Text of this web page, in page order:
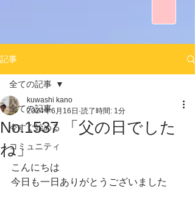
記事
全ての記事
今すぐ始める
コミュニティ
全ての記事
No.1537 「父の日でした
ね」
kuwashi kano
2024年6月16日 読了時間: 1分
こんにちは
今日も一日ありがとうございました